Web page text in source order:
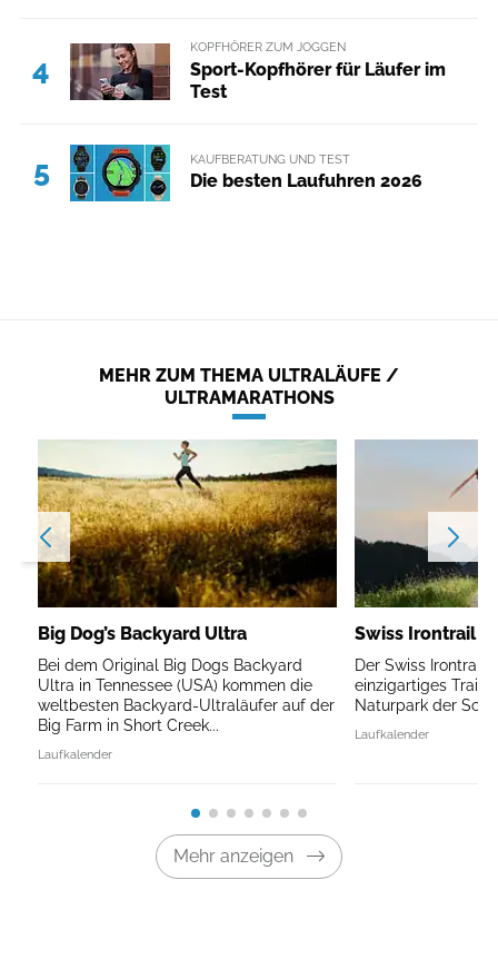
4
KOPFHÖRER ZUM JOGGEN
Sport-Kopfhörer für Läufer im
Test
5 KAUFBERATUNG UND TEST
Die besten Laufuhren 2026
MEHR ZUM THEMA ULTRALÄUFE /
ULTRAMARATHONS
Big Dog’s Backyard Ultra
Bei dem Original Big Dogs Backyard
Ultra in Tennessee (USA) kommen die
weltbesten Backyard-Ultraläufer auf der
Big Farm in Short Creek...
Laufkalender
Swiss Irontrail
Der Swiss Irontrail
einzigartiges
Naturpark der
Laufkalender
Mehr anzeigen